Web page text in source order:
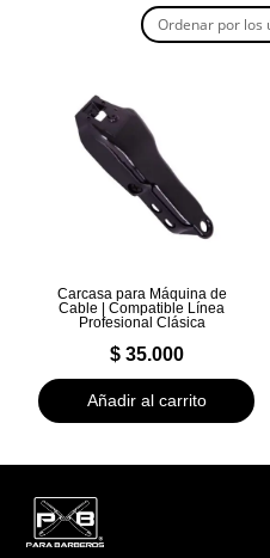
Carcasa para Máquina de
Cable | Compatible Línea
Profesional Clásica
$35.000
Añadir al carrito